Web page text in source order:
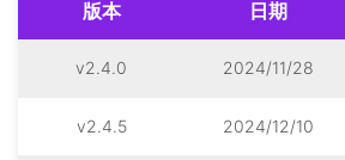
版本 日期
v2.4.0 2024/11/28
v2.4.5 2024/12/10